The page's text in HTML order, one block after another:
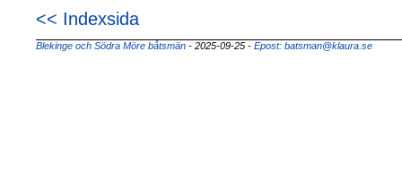
<< Indexsida
Blekinge och Södra Möre båtsmän - 2025-09-25 - Epost: batsman@klaura.se